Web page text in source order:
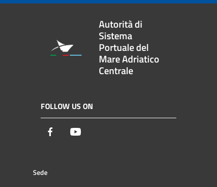
Autorità di
Sistema
Portuale del
Mare Adriatico
Centrale
FOLLOW US ON
Facebook
Sede